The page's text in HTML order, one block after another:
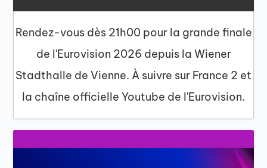
Rendez-vous dès 21h00 pour la grande finale
de l'Eurovision 2026 depuis la Wiener
Stadthalle de Vienne. À suivre sur France 2 et
la chaîne officielle Youtube de l'Eurovision.